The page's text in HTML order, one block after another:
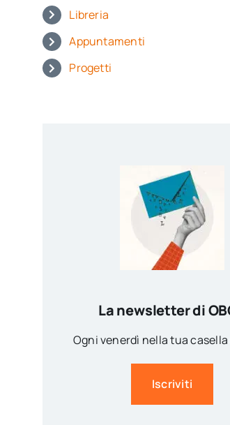
Libreria
Appuntamenti
Progetti
La newsletter di
Ogni venerdì nella tua casella
Iscriviti